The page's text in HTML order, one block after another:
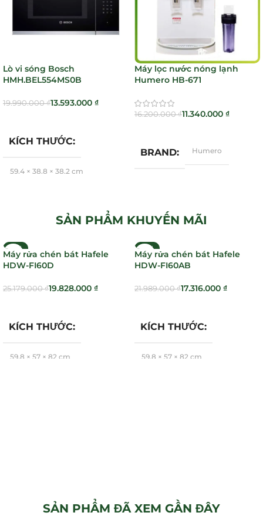
Email: cskh.phg@gmail.com
CƠ HỘI MUA HÀNG CHẤT LƯỢNG TỐT
Lò vi sóng Bosch
HMH.BEL554MS0B
19.990.000₫13.593.000 ₫
KÍCH THƯỚC
59,4 × 38,8 × 38,2 cm
Máy lọc nước nóng lạnh
Humero HB-671
16.200.000₫11.340.000 ₫
BRAND Humero
SẢN PHẨM KHUYẾN MÃI
-21%
Máy rửa chén bát Hafele
HDW-FI60D
25.179.000₫19.828.000 ₫
KÍCH THƯỚC
59,8 × 57 × 82 cm
-21%
Máy rửa chén bát Hafele
HDW-FI60AB
21.989.000₫17.316.000 ₫
KÍCH THƯỚC
59,8 × 57 × 82 cm
SẢN PHẨM ĐÃ XEM GẦN ĐÂY